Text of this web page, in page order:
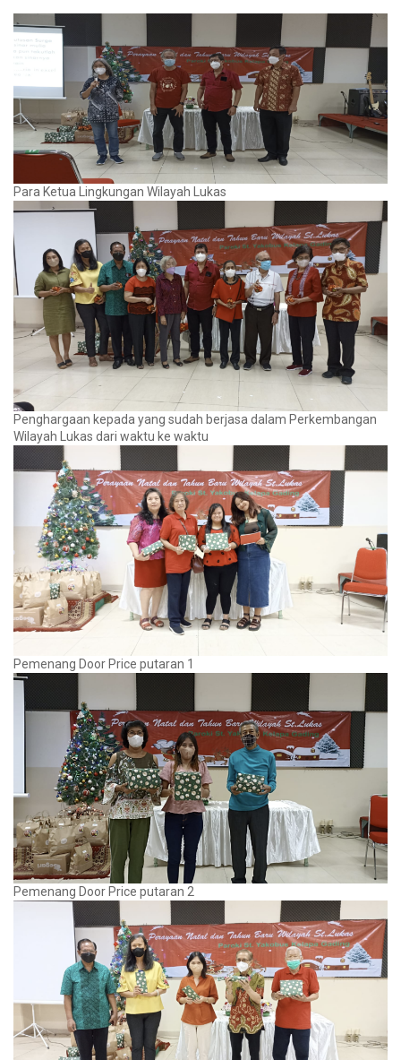
Para Ketua Lingkungan Wilayah Lukas
Penghargaan kepada yang sudah berjasa dalam Perkembangan
Wilayah Lukas dari waktu ke waktu
Pemenang Door Price putaran 1
Pemenang Door Price putaran 2